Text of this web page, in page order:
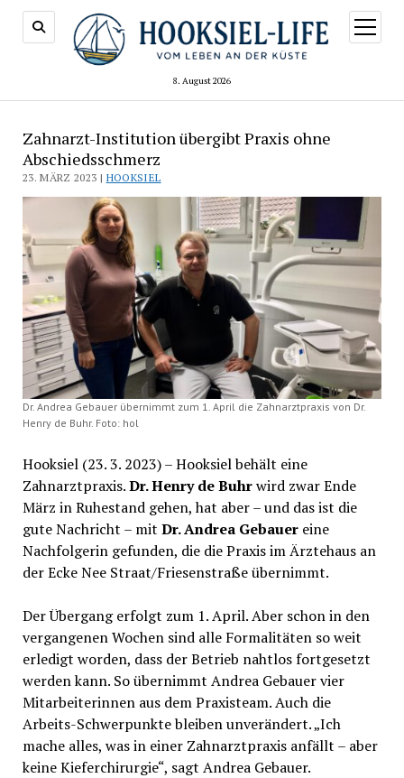
8. August 2026
Menü
öffnen
Zahnarzt-Institution übergibt Praxis ohne
Abschiedsschmerz
23. MÄRZ 2023 | HOOKSIEL
Dr. Andrea Gebauer übernimmt zum 1. April die Zahnarztpraxis von Dr.
Henry de Buhr. Foto: hol
Hooksiel (23. 3. 2023) – Hooksiel behält eine
Zahnarztpraxis.Dr. Henry de Buhrwird zwar Ende
März in Ruhestand gehen, hat aber – und das ist die
gute Nachricht – mit Dr. Andrea Gebauer eine
Nachfolgerin gefunden, die die Praxis im Ärztehaus an
der Ecke Nee Straat/Friesenstraße übernimmt.
Der Übergang erfolgt zum 1. April. Aber schon in den
vergangenen Wochen sind alle Formalitäten so weit
erledigt worden, dass der Betrieb nahtlos fortgesetzt
werden kann. So übernimmt Andrea Gebauer vier
Mitarbeiterinnen aus dem Praxisteam. Auch die
Arbeits-Schwerpunkte bleiben unverändert. „Ich
mache alles, was in einer Zahnarztpraxis anfällt – aber
keine Kieferchirurgie“, sagt Andrea Gebauer.